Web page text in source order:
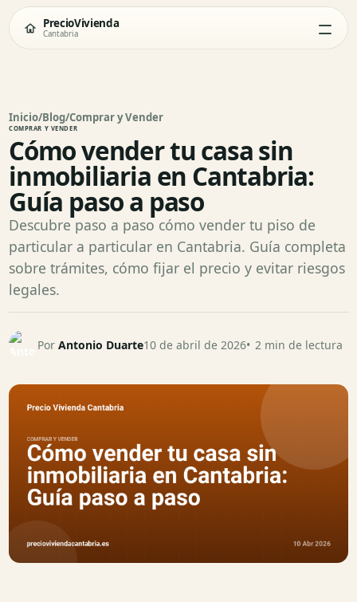
PrecioVivienda
Cantabria
Inicio/Blog/Comprar y Vender
COMPRAR Y VENDER
Cómo vender tu casa sin
inmobiliaria en Cantabria:
Guía paso a paso
Descubre paso a paso cómo vender tu piso de
particular a particular en Cantabria. Guía completa
sobre trámites, cómo fijar el precio y evitar riesgos
legales.
Por Antonio Duarte10 de abril de 2026 2 min de lectura